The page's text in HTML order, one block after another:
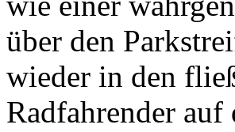
über den
wieder in den
Radfahrender